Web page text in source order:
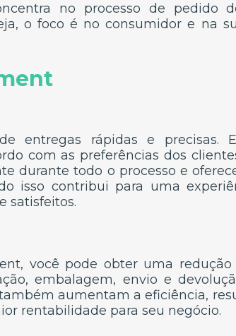
no processo de pedido
o foco é no consumidor e na
entregas rápidas e precisas.
com as preferências dos
durante todo o processo e
isso contribui para uma
satisfeitos.
você pode obter uma redução
embalagem, envio e
aumentam a eficiência,
rentabilidade para seu negócio.